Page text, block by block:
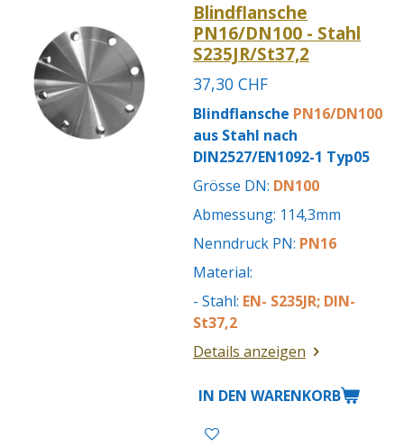
Blindflansche
PN16/DN100 - Stahl
S235JR/St37,2
37,30 CHF
Blindflansche PN16/DN100
aus Stahl nach
DIN2527/EN1092-1 Typ05
Grösse DN: DN100
Abmessung: 114,3mm
Nenndruck PN: PN16
Material:
- Stahl: EN- S235JR; DIN-
St37,2
Details anzeigen
IN DEN WARENKORB